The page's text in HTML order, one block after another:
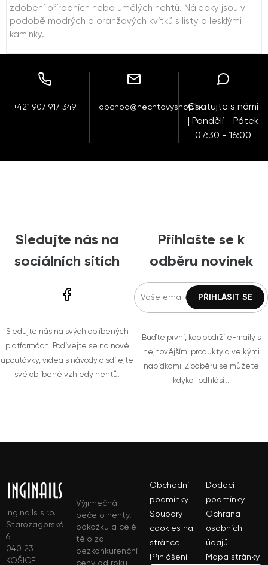
zdobení přírodních nebo umělých nehtů. Nálepky jsou v
podobě modrých a oranžových kvítků s listy a lesklými
kamínky.
+421 907 917 349 obchod@nechtovyshop.skChatujte s námi
| Pondělí - Pátek
07:30 - 16:00
Sledujte nás na
sociálních sítích
Sledujte nás na svých oblíbených
platformách. Podívejte se na nové
upoutávky, videa s návody a sdílejte
své oblíbené vzhledy nehtů.
Přihlašte se k
odběru novinek
Buďte první, kdo obdrží e-maily s
nejnovějšími produkty a velkými
nabídkami. Z odběru se můžete
kdykoli odhlásit.
Inginails s.r.o.
Starozagorská
6
040 23
KOŠICE
Výjimečná
péče o nehty,
pokožku a celé
tělo za
bezkonkurenční
ceny od roku
Obchodní
podmínky
Dodací
podmínky
Soubory
cookies na
stránce
Ochrana
osobních
údajů
Přihlášení
Mapa stránky